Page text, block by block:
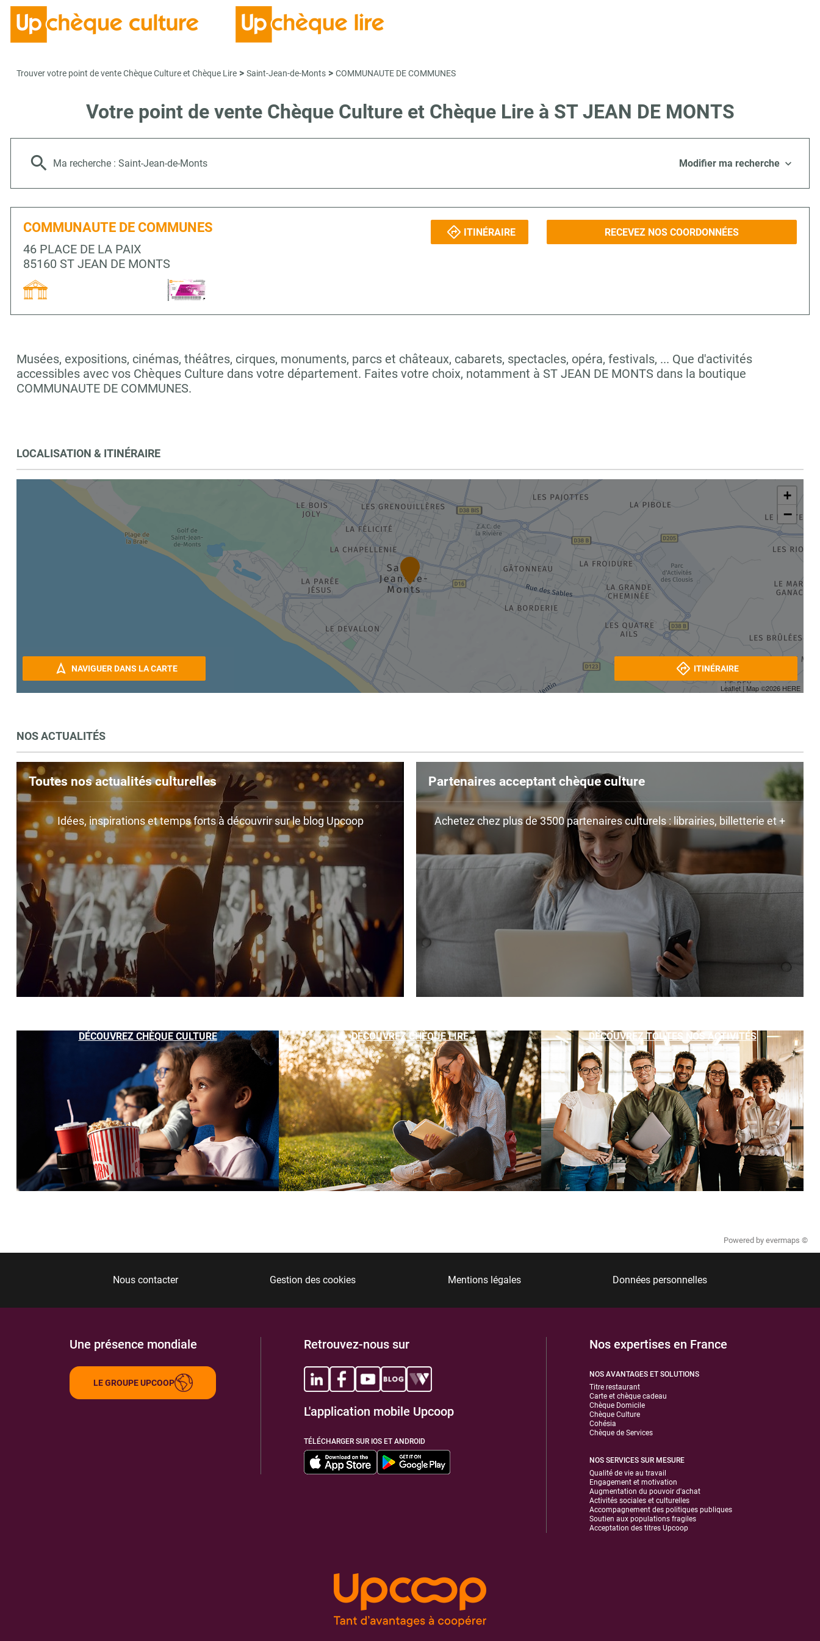
Trouver votre point de vente Chèque Culture et Chèque Lire > Saint-Jean-de-Monts > COMMUNAUTE DE COMMUNES
Votre point de vente Chèque Culture et Chèque Lire à ST JEAN DE MONTS
Ma recherche : Saint-Jean-de-Monts Modifier ma recherche
COMMUNAUTE DE COMMUNES
46 PLACE DE LA PAIX
85160 ST JEAN DE MONTS
ITINÉRAIRE RECEVEZ NOS COORDONNÉES
Musées, expositions, cinémas, théâtres, cirques, monuments, parcs et châteaux, cabarets, spectacles, opéra, festivals, ... Que d'activités
accessibles avec vos Chèques Culture dans votre département. Faites votre choix, notamment à ST JEAN DE MONTS dans la boutique
COMMUNAUTE DE COMMUNES.
LOCALISATION & ITINÉRAIRE
+
−
Leaflet | Map ©2026 HERE
NAVIGUER DANS LA CARTE ITINÉRAIRE
NOS ACTUALITÉS
Toutes nos actualités culturelles
Idées, inspirations et temps forts à découvrir sur le blog Upcoop
Partenaires acceptant chèque culture
Achetez chez plus de 3500 partenaires culturels : librairies, billetterie et +
DÉCOUVREZ CHÈQUE CULTURE DÉCOUVREZ CHÈQUE LIRE DÉCOUVREZ TOUTES NOS ACTIVITÉS
Powered by evermaps ©
Nous contacter Gestion des cookies Mentions légales Données personnelles
Une présence mondiale
LE GROUPE UPCOOP
Retrouvez-nous sur
L'application mobile Upcoop
TÉLÉCHARGER SUR IOS ET ANDROID
Nos expertises en France
NOS AVANTAGES ET SOLUTIONS
Titre restaurant
Carte et chèque cadeau
Chèque Domicile
Chèque Culture
Cohésia
Chèque de Services
NOS SERVICES SUR MESURE
Qualité de vie au travail
Engagement et motivation
Augmentation du pouvoir d'achat
Activités sociales et culturelles
Accompagnement des politiques publiques
Soutien aux populations fragiles
Acceptation des titres Upcoop